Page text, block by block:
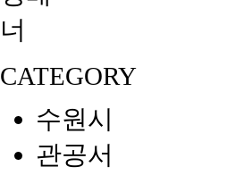
CATEGORY
수원시
관공서